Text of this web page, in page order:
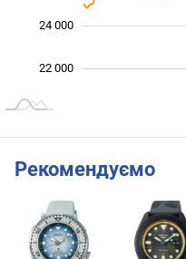
22 000
24 000
Рекомендуємо